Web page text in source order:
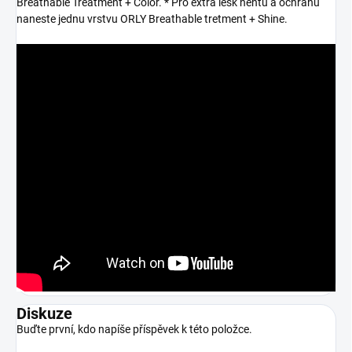
Breathable Treatment + Color. * Pro extra lesk nehtu a ochranu
naneste jednu vrstvu ORLY Breathable tretment + Shine.
Diskuze
Buďte první, kdo napíše příspěvek k této položce.